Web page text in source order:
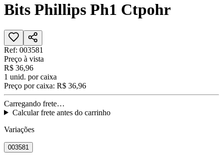
Bits Phillips Ph1 Ctpohr
Ref: 003581
Preço à vista
R$ 36,96
1 unid. por caixa
Preço por caixa: R$ 36,96
Carregando frete…
Calcular frete antes do carrinho
Variações
003581